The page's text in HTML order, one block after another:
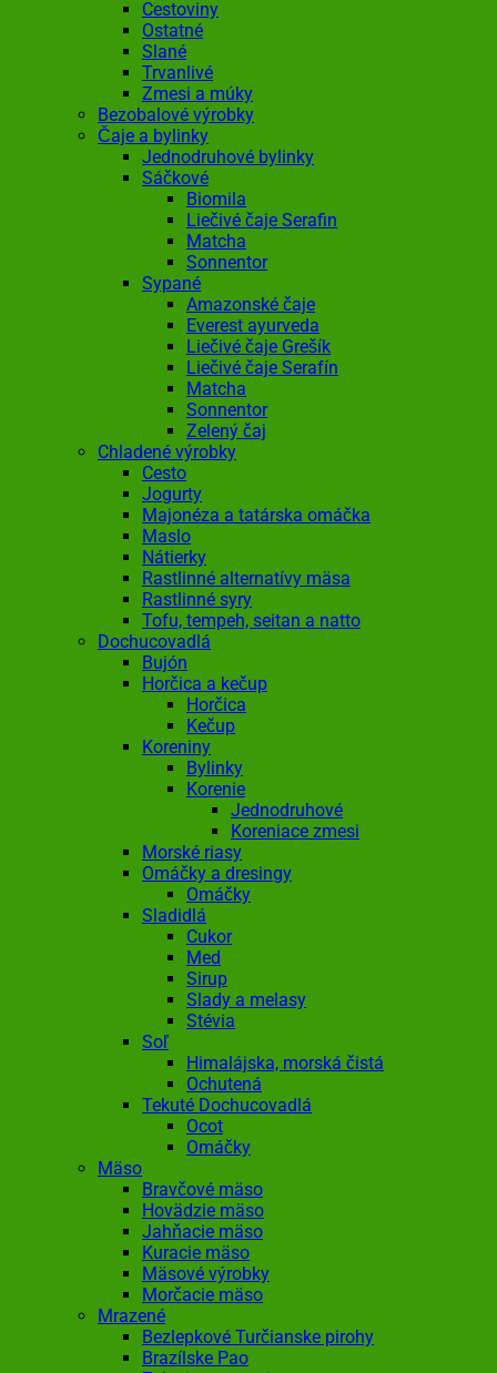
Cestoviny
Ostatné
Slané
Trvanlivé
Zmesi a múky
Bezobalové výrobky
Čaje a bylinky
Jednodruhové bylinky
Sáčkové
Biomila
Liečivé čaje Serafin
Matcha
Sonnentor
Sypané
Amazonské čaje
Everest ayurveda
Liečivé čaje Grešík
Liečivé čaje Serafín
Matcha
Sonnentor
Zelený čaj
Chladené výrobky
Cesto
Jogurty
Majonéza a tatárska omáčka
Maslo
Nátierky
Rastlinné alternatívy mäsa
Rastlinné syry
Tofu, tempeh, seitan a natto
Dochucovadlá
Bujón
Horčica a kečup
Horčica
Kečup
Koreniny
Bylinky
Korenie
Jednodruhové
Koreniace zmesi
Morské riasy
Omáčky a dresingy
Omáčky
Sladidlá
Cukor
Med
Sirup
Slady a melasy
Stévia
Soľ
Himalájska, morská čistá
Ochutená
Tekuté Dochucovadlá
Ocot
Omáčky
Mäso
Bravčové mäso
Hovädzie mäso
Jahňacie mäso
Kuracie mäso
Mäsové výrobky
Morčacie mäso
Mrazené
Bezlepkové Turčianske pirohy
Brazílske Pao